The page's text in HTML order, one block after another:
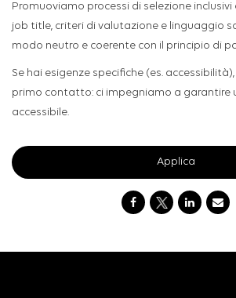
Promuoviamo processi di selezione
job title, criteri di valutazione e linguaggio
modo neutro e coerente con il principio di
Se hai esigenze specifiche (es.
primo contatto: ci impegniamo a garantire
accessibile.
Applica